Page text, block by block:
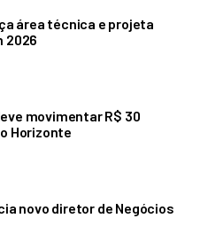
área técnica e projeta
2026
movimentar R$ 30
Horizonte
novo diretor de Negócios